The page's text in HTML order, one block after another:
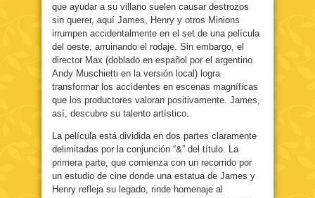
que ayudar a su villano suelen causar destrozos
sin querer, aquí James, Henry y otros Minions
irrumpen accidentalmente en el set de una película
del oeste, arruinando el rodaje. Sin embargo, el
director Max (doblado en español por el argentino
Andy Muschietti en la versión local) logra
transformar los accidentes en escenas magníficas
que los productores valoran positivamente. James,
así, descubre su talento artístico.
La película está dividida en dos partes claramente
delimitadas por la conjunción “&” del título. La
primera parte, que comienza con un recorrido por
un estudio de cine donde una estatua de James y
Henry refleja su legado, rinde homenaje al